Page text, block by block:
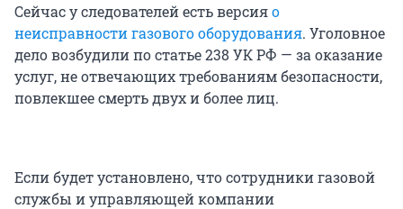
Сейчас у следователей есть версияо
неисправности газового оборудования. Уголовное
дело возбудили по статье 238 УК РФ — за оказание
услуг, не отвечающих требованиям безопасности,
повлекшее смерть двух и более лиц.
Если будет установлено, что сотрудники газовой
службы и управляющей компании